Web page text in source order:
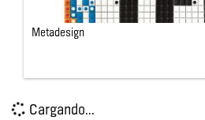
Metadesign
Cargando...